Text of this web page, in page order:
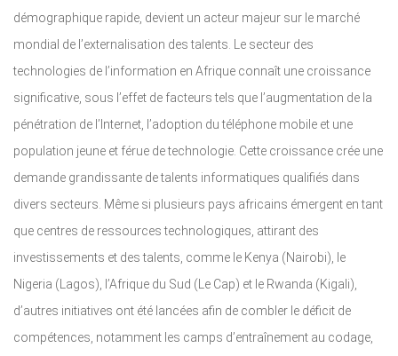
démographique rapide, devient un acteur majeur sur le marché
mondial de l’externalisation des talents. Le secteur des
technologies de l’information en Afrique connaît une croissance
significative, sous l’effet de facteurs tels que l’augmentation de la
pénétration de l’Internet, l’adoption du téléphone mobile et une
population jeune et férue de technologie. Cette croissance crée une
demande grandissante de talents informatiques qualifiés dans
divers secteurs. Même si plusieurs pays africains émergent en tant
que centres de ressources technologiques, attirant des
investissements et des talents, comme le Kenya (Nairobi), le
Nigeria (Lagos), l’Afrique du Sud (Le Cap) et le Rwanda (Kigali),
d’autres initiatives ont été lancées afin de combler le déficit de
compétences, notamment les camps d’entraînement au codage,